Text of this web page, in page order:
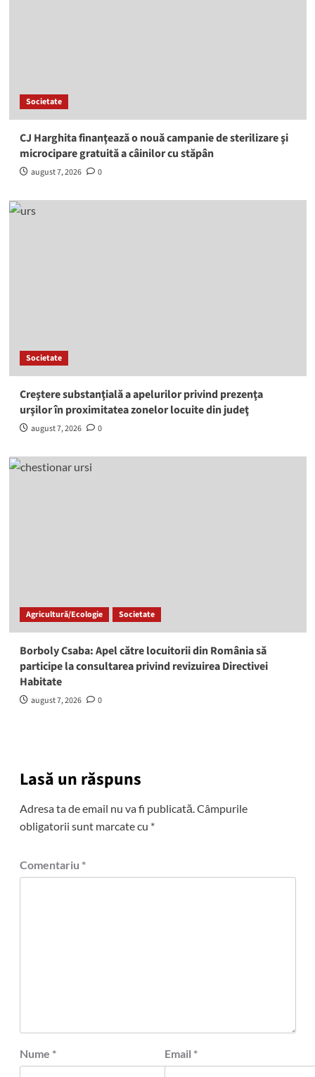
Societate
CJ Harghita finanţează o nouă campanie de sterilizare şi
microcipare gratuită a câinilor cu stăpân
august 7, 2026 0
Societate
Creştere substanţială a apelurilor privind prezenţa
urşilor în proximitatea zonelor locuite din judeţ
august 7, 2026 0
Agricultură/Ecologie Societate
Borboly Csaba: Apel către locuitorii din România să
participe la consultarea privind revizuirea Directivei
Habitate
august 7, 2026 0
Lasă un răspuns
Adresa ta de email nu va fi publicată. Câmpurile
obligatorii sunt marcate cu *
Comentariu *
Nume * Email *